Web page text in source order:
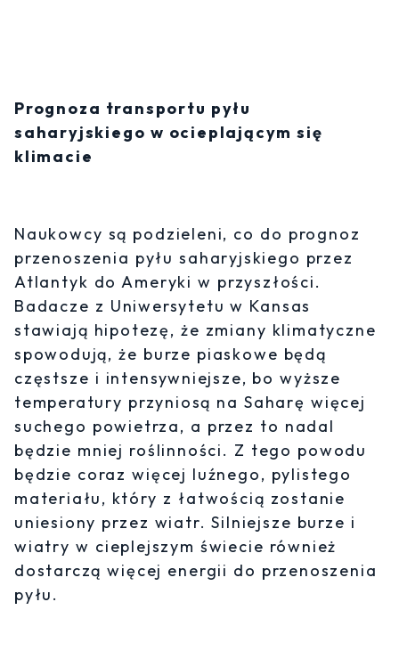
Prognoza transportu pyłu
saharyjskiego w ocieplającym się
klimacie
Naukowcy są podzieleni, co do prognoz
przenoszenia pyłu saharyjskiego przez
Atlantyk do Ameryki w przyszłości.
Badacze z Uniwersytetu w Kansas
stawiają hipotezę, że zmiany klimatyczne
spowodują, że burze piaskowe będą
częstsze i intensywniejsze, bo wyższe
temperatury przyniosą na Saharę więcej
suchego powietrza, a przez to nadal
będzie mniej roślinności. Z tego powodu
będzie coraz więcej luźnego, pylistego
materiału, który z łatwością zostanie
uniesiony przez wiatr. Silniejsze burze i
wiatry w cieplejszym świecie również
dostarczą więcej energii do przenoszenia
pyłu.